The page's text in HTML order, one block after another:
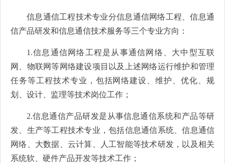
信息通信工程技术专业分信息通信网络工程、信息通
信产品研发和信息通信技术服务等三个专业方向：
1.信息通信网络工程是从事通信网络、大中型互联
网、物联网等网络建设项目以及上述网络运行维护和管理
任务等工程技术专业，包括网络建设、维护、优化、规
划、设计、监理等技术岗位工作；
2.信息通信产品研发是从事信息通信系统和产品等研
发、生产等工程技术专业，包括信息通信系统、信息通信
网络、大数据、云计算、人工智能等技术研发，以及相关
系统软、硬件产品开发等技术工作；